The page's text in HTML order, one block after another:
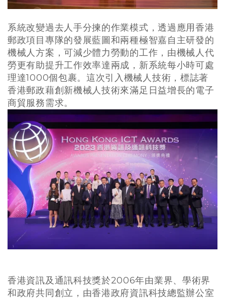
系統改變過去人手分揀的作業模式，透過應用香港
郵政項目專隊的發展藍圖和兩種極智嘉自主研發的
機械人方案，可減少體力勞動的工作，由機械人代
勞更有助提升工作效率達兩成，新系統每小時可處
理達1000個包裹。這次引入機械人技術，標誌著
香港郵政藉創新機械人技術來滿足日益增長的電子
商貿服務需求。
香港資訊及通訊科技獎於2006年由業界、學術界
和政府共同創立，由香港政府資訊科技總監辦公室